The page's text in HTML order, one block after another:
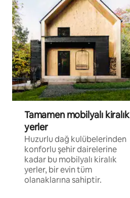
Tamamen mobilyalı kiralık
yerler
Huzurlu dağ kulübelerinden
konforlu şehir dairelerine
kadar bu mobilyalı kiralık
yerler, bir evin tüm
olanaklarına sahiptir.